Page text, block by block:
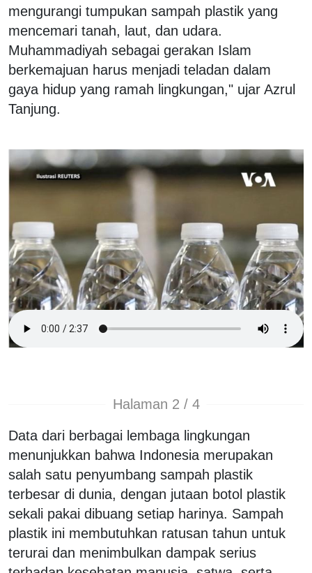
mengurangi tumpukan sampah plastik yang
mencemari tanah, laut, dan udara.
Muhammadiyah sebagai gerakan Islam
berkemajuan harus menjadi teladan dalam
gaya hidup yang ramah lingkungan," ujar Azrul
Tanjung.
Halaman 2 / 4
Data dari berbagai lembaga lingkungan
menunjukkan bahwa Indonesia merupakan
salah satu penyumbang sampah plastik
terbesar di dunia, dengan jutaan botol plastik
sekali pakai dibuang setiap harinya. Sampah
plastik ini membutuhkan ratusan tahun untuk
terurai dan menimbulkan dampak serius